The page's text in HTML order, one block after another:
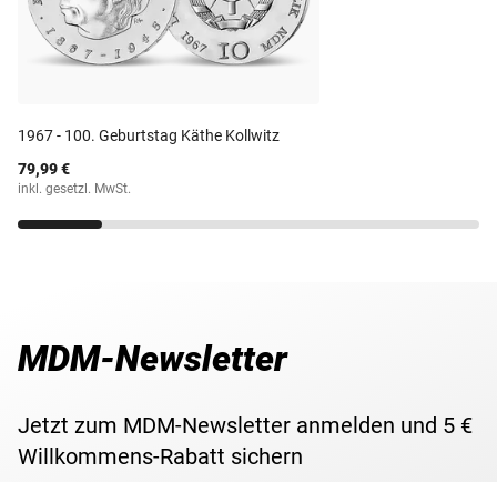
(Kupfer/Nickel/Zinn)
Prägestätte VEB Münze der DDR
Erhaltung
Währung
Lieferzeit 3-5 Werktage
1967 - 100. Geburtstag Käthe Kollwitz
79,99 €
inkl. gesetzl. MwSt.
MDM-Newsletter
Jetzt zum MDM-Newsletter anmelden und 5 €
Willkommens-Rabatt sichern